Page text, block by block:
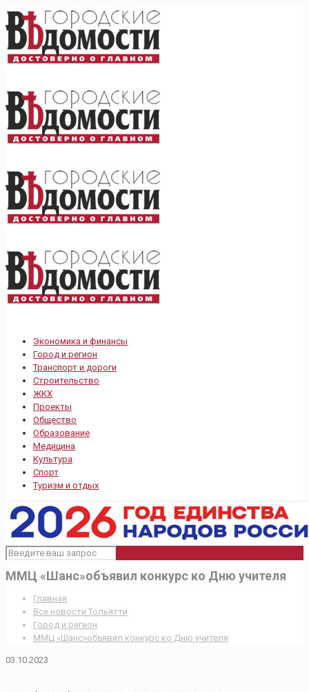
Экономика и финансы
Город и регион
Транспорт и дороги
Строительство
ЖКХ
Проекты
Общество
Образование
Медицина
Культура
Спорт
Туризм и отдых
ММЦ «Шанс»объявил конкурс ко Дню учителя
Главная
Все новости Тольятти
Город и регион
ММЦ «Шанс»объявил конкурс ко Дню учителя
03.10.2023